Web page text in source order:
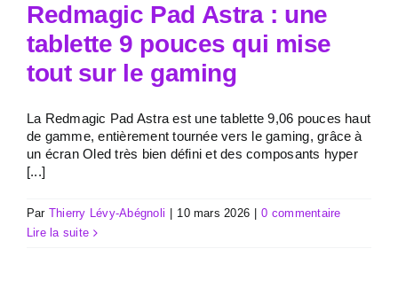
Redmagic Pad Astra : une
tablette 9 pouces qui mise
tout sur le gaming
La Redmagic Pad Astra est une tablette 9,06 pouces haut
de gamme, entièrement tournée vers le gaming, grâce à
un écran Oled très bien défini et des composants hyper
[...]
Par Thierry Lévy-Abégnoli 10 mars 2026
0 commentaire
Lire la suite